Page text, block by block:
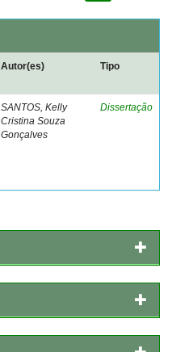
Autor(es) Tipo
SANTOS, Kelly
Cristina Souza
Gonçalves
Dissertação